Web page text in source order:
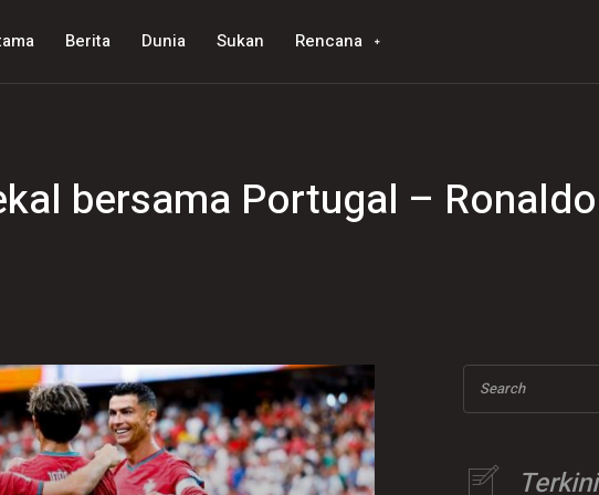
Berita Dunia Sukan Rencana
bersama Portugal – Ronaldo
Search
Terkini